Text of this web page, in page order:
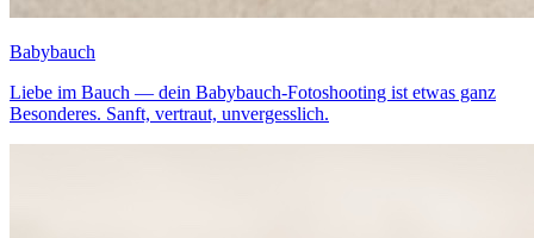
Babybauch
Liebe im Bauch — dein Babybauch-Fotoshooting ist etwas ganz
Besonderes. Sanft, vertraut, unvergesslich.